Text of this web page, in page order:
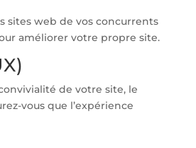
sites web de vos concurrents
améliorer votre propre site.
de votre site, le
vous que l’expérience